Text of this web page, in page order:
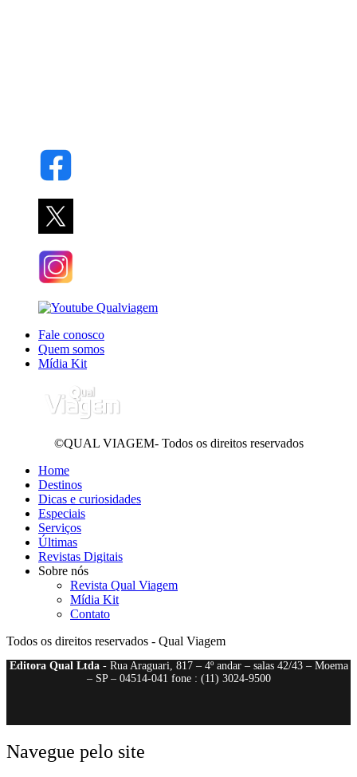
Fale conosco
Quem somos
Mídia Kit
©QUAL VIAGEM- Todos os direitos reservados
Home
Destinos
Dicas e curiosidades
Especiais
Serviços
Últimas
Revistas Digitais
Sobre nós
Revista Qual Viagem
Mídia Kit
Contato
Todos os direitos reservados - Qual Viagem
Editora Qual Ltda- Rua Araguari, 817 – 4º andar – salas 42/43 – Moema
– SP – 04514-041 fone : (11) 3024-9500
Navegue pelo site